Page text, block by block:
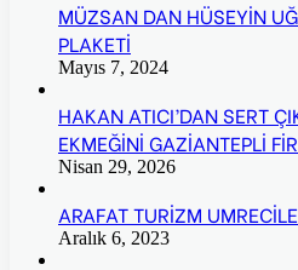
MÜZSAN DAN HÜSEYİN
PLAKETİ
Mayıs 7, 2024
HAKAN ATICI’DAN SERT
EKMEĞİNİ GAZİANTEPLİ
Nisan 29, 2026
ARAFAT TURİZM
Aralık 6, 2023